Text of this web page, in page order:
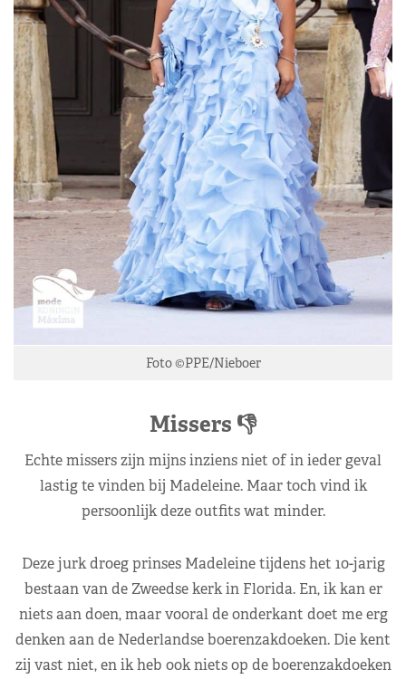
Foto ©PPE/Nieboer
Missers 👎
Echte missers zijn mijns inziens niet of in ieder geval
lastig te vinden bij Madeleine. Maar toch vind ik
persoonlijk deze outfits wat minder.
Deze jurk droeg prinses Madeleine tijdens het 10-jarig
bestaan van de Zweedse kerk in Florida. En, ik kan er
niets aan doen, maar vooral de onderkant doet me erg
denken aan de Nederlandse boerenzakdoeken. Die kent
zij vast niet, en ik heb ook niets op de boerenzakdoeken